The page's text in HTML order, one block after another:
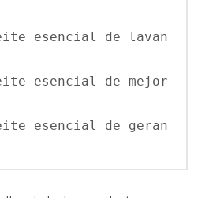
esencial de lavan
esencial de mejor
esencial de geran